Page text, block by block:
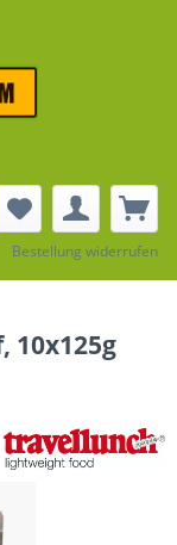
Bestellung widerrufen
10x125g